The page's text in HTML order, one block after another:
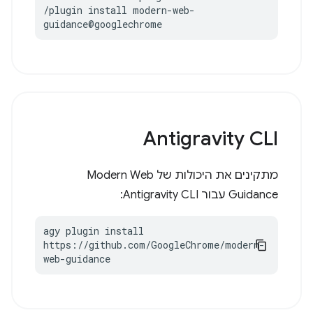
/plugin install modern-web-
guidance@googlechrome
Antigravity CLI
מתקינים את היכולות של Modern Web
Guidance עבור Antigravity CLI:
agy plugin install
https://github.com/GoogleChrome/modern-
web-guidance